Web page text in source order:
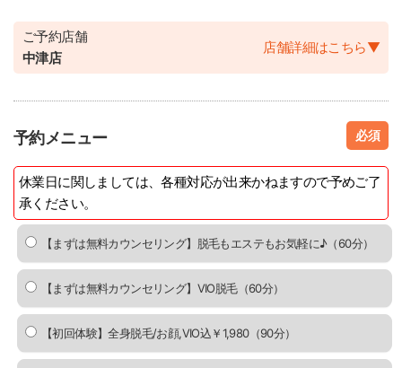
ご予約店舗
中津店
店舗詳細はこちら▼
予約メニュー 必須
休業日に関しましては、各種対応が出来かねますので予めご了
承ください。
【まずは無料カウンセリング】脱毛もエステもお気軽に♪（60分）
【まずは無料カウンセリング】VIO脱毛（60分）
【初回体験】全身脱毛/お顔,VIO込￥1,980（90分）